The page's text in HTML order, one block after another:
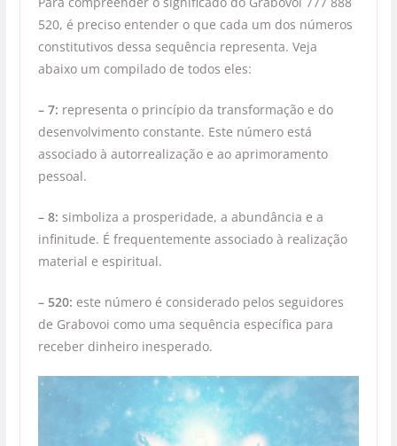
520, é preciso entender o que cada um dos números
constitutivos dessa sequência representa. Veja
abaixo um compilado de todos eles:
– 7: representa o princípio da transformação e do
desenvolvimento constante. Este número está
associado à autorrealização e ao aprimoramento
pessoal.
– 8: simboliza a prosperidade, a abundância e a
infinitude. É frequentemente associado à realização
material e espiritual.
– 520: este número é considerado pelos seguidores
de Grabovoi como uma sequência específica para
receber dinheiro inesperado.